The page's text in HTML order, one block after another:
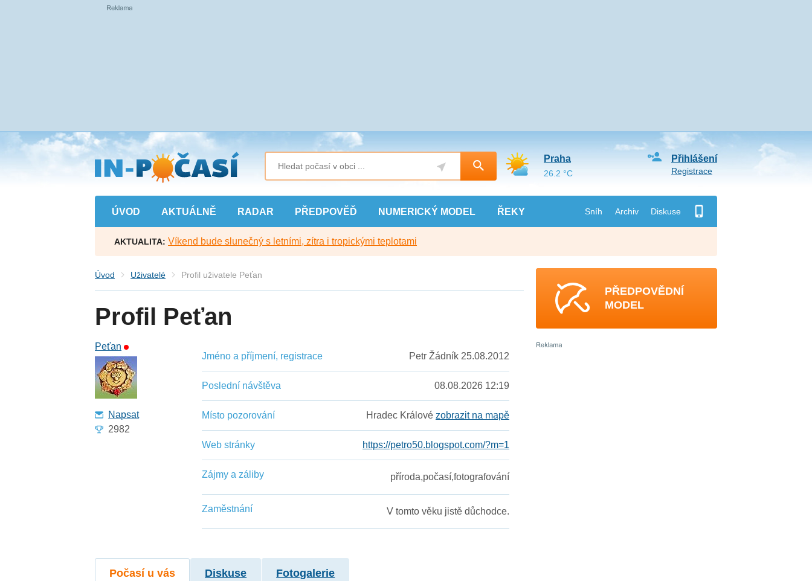
Přejít
na
hlavní
obsah
ÚVOD AKTUÁLNĚ RADAR PŘEDPOVĚĎ NUMERICKÝ MODEL ŘEKY Sníh Archiv Diskuse
Přihlášení
Registrace
Praha
26.2 °C
AKTUALITA: Víkend bude slunečný s letními, zítra i tropickými teplotami
Úvod Uživatelé Profil uživatele Peťan
Profil Peťan
Peťan
Napsat
2982
Jméno a příjmení, registrace Petr Žádník 25.08.2012
Poslední návštěva 08.08.2026 12:19
Místo pozorování Hradec Králové zobrazit na mapě
Web stránky https://petro50.blogspot.com/?m=1
Zájmy a záliby příroda,počasí,fotografování
Zaměstnání V tomto věku jistě důchodce.
Počasí u vás Diskuse Fotogalerie
PŘEDPOVĚDNÍ
MODEL